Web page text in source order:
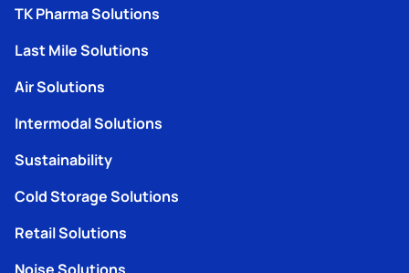
TK Pharma Solutions
Last Mile Solutions
Air Solutions
Intermodal Solutions
Sustainability
Cold Storage Solutions
Retail Solutions
Noise Solutions